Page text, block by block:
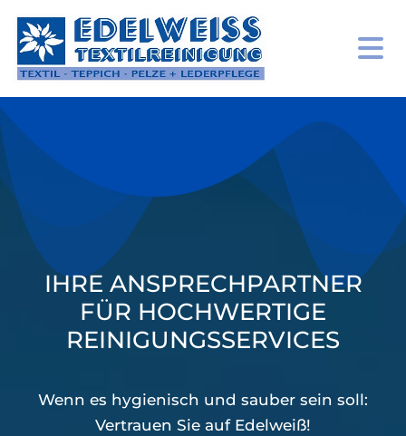
IHRE ANSPRECHPARTNER
FÜR HOCHWERTIGE
REINIGUNGSSERVICES
Wenn es hygienisch und sauber sein soll:
Vertrauen Sie auf Edelweiß!